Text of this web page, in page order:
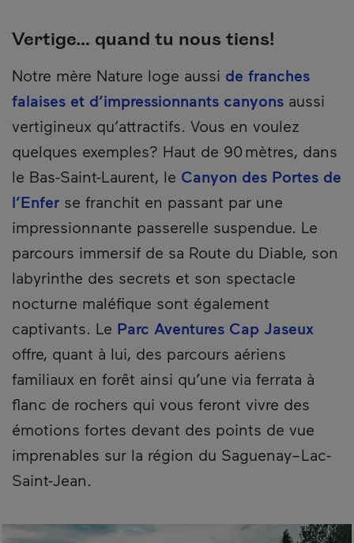
Vertige… quand tu nous tiens!
Notre mère Nature loge aussi de franches
falaises et d’impressionnants canyons aussi
vertigineux qu’attractifs. Vous en voulez
quelques exemples? Haut de 90 mètres, dans
le Bas-Saint-Laurent, le Canyon des Portes de
l’Enfer se franchit en passant par une
impressionnante passerelle suspendue. Le
parcours immersif de sa Route du Diable, son
labyrinthe des secrets et son spectacle
nocturne maléfique sont également
captivants. Le Parc Aventures Cap Jaseux
offre, quant à lui, des parcours aériens
familiaux en forêt ainsi qu’une via ferrata à
flanc de rochers qui vous feront vivre des
émotions fortes devant des points de vue
imprenables sur la région du Saguenay–Lac-
Saint-Jean.